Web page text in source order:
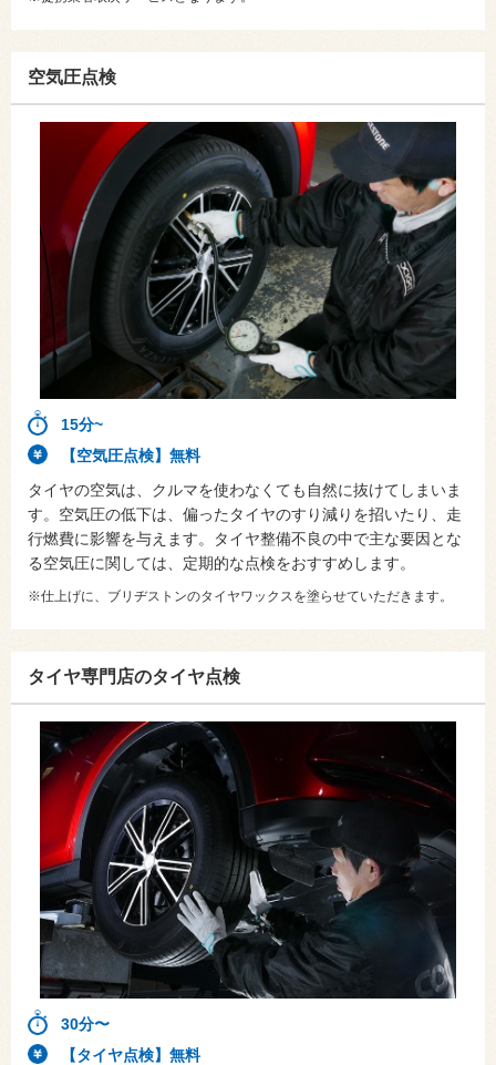
空気圧点検
15分~
【空気圧点検】無料
タイヤの空気は、クルマを使わなくても自然に抜けてしまいま
す。空気圧の低下は、偏ったタイヤのすり減りを招いたり、走
行燃費に影響を与えます。タイヤ整備不良の中で主な要因とな
る空気圧に関しては、定期的な点検をおすすめします。
※仕上げに、ブリヂストンのタイヤワックスを塗らせていただきます。
タイヤ専門店のタイヤ点検
30分〜
【タイヤ点検】無料